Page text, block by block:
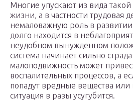
Многие упускают из вида
жизни, а в частности трудовая
немаловажную роль в развитии
долго находится в
неудобном вынужденном
система начинает сильно
малоподвижность может
воспалительных процессов, а
попадут вредные вещества
ситуация в разы усугубится.